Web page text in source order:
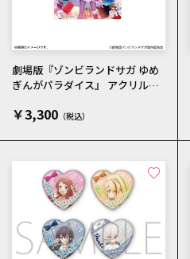
劇場版『ゾンビランドサガ ゆめ
ぎんがパラダイス』 アクリルパ
￥3,300